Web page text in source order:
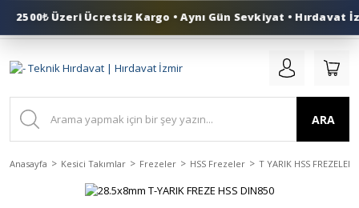
0 (553) 324 41 50
ARA
Anasayfa Kesici Takımlar Frezeler HSS Frezeler T YARIK HSS FREZELER
2500₺ Üzeri Ücretsiz Kargo • Aynı Gün Sevkiyat • Hırdavat